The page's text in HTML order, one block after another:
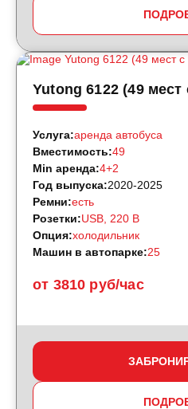
Yutong 6122 (49 мест
от 3810 руб/час
Услуга:аренда автобуса
Вместимость:49
Min аренда:4+2
Год выпуска:2020-2025
Ремни:есть
Розетки:USB, 220 B
Опция:холодильник
Машин в автопарке:25